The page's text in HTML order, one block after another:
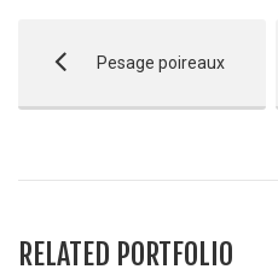
Pesage poireaux
RELATED PORTFOLIO